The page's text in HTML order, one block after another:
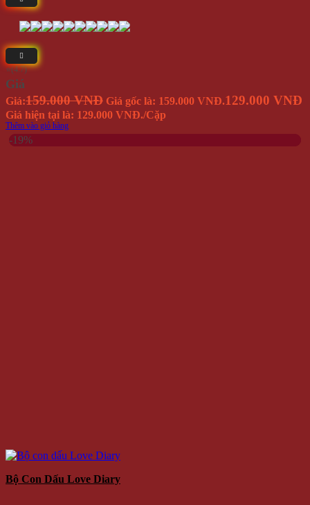
⭐(4.7)
Giá
Giá:159.000 VNĐ Giá gốc là: 159.000 VNĐ.129.000 VNĐ
Giá hiện tại là: 129.000 VNĐ./Cặp
Thêm vào giỏ hàng
-19%
Bộ Con Dấu Love Diary